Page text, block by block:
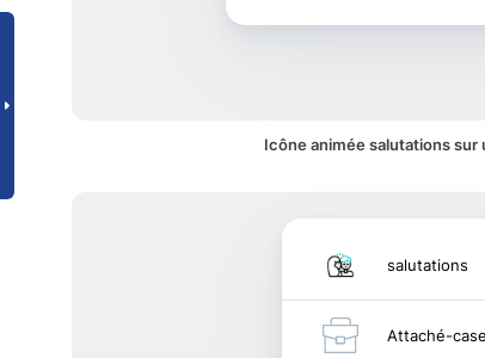
Icône animée salutations sur
salutations
Attaché-case